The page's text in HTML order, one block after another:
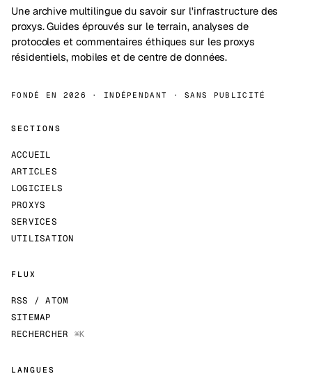
Une archive multilingue du savoir sur l'infrastructure des
proxys. Guides éprouvés sur le terrain, analyses de
protocoles et commentaires éthiques sur les proxys
résidentiels, mobiles et de centre de données.
FONDÉ EN 2026 · INDÉPENDANT · SANS PUBLICITÉ
SECTIONS
ACCUEIL
ARTICLES
LOGICIELS
PROXYS
SERVICES
UTILISATION
FLUX
RSS / ATOM
SITEMAP
RECHERCHER ⌘K
LANGUES